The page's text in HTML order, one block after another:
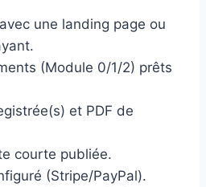
une landing page ou
(Module 0/1/2) prêts
et PDF de
courte publiée.
(Stripe/PayPal).